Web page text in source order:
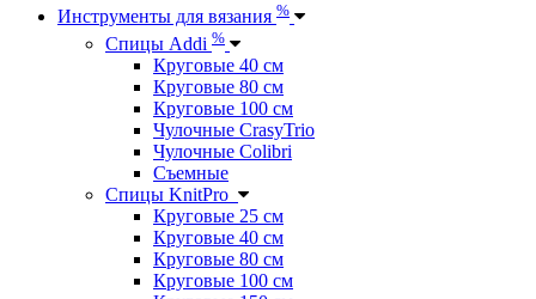
Инструменты для вязания %
Спицы Addi %
Круговые 40 см
Круговые 80 см
Круговые 100 см
Чулочные CrasyTrio
Чулочные Colibri
Съемные
Спицы KnitPro
Круговые 25 см
Круговые 40 см
Круговые 80 см
Круговые 100 см